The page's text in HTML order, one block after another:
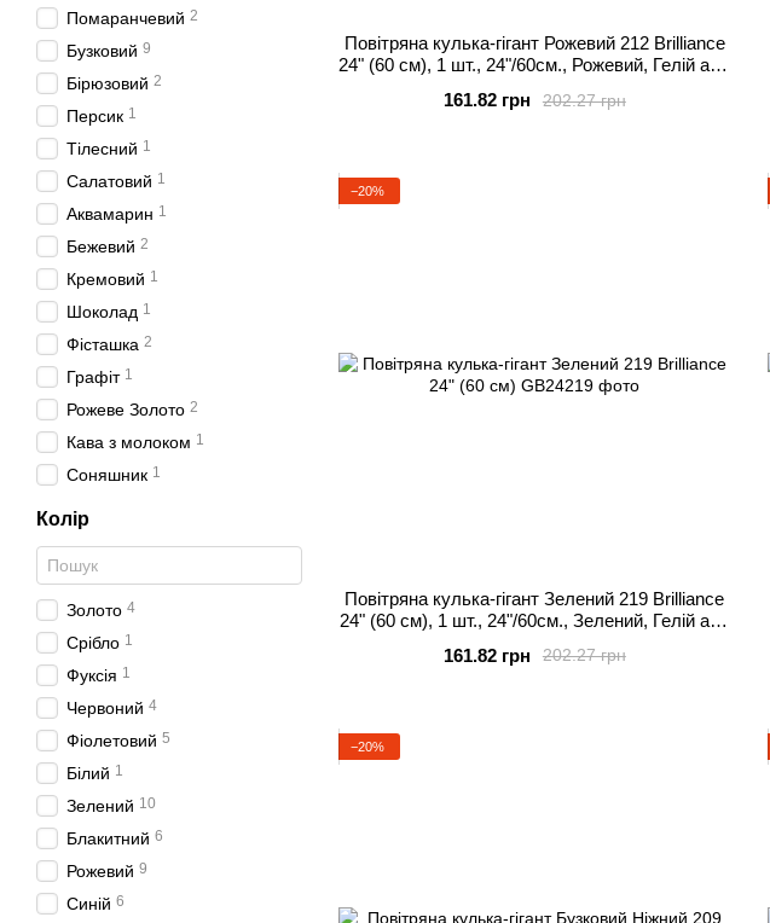
Повітряна кулька-гігант Рожевий 212 Brilliance
24" (60 см), 1 шт., 24"/60см., Рожевий, Гелій або
202.27 грн
161.82 грн
−20%
Повітряна кулька-гігант Зелений 219 Brilliance
24" (60 см), 1 шт., 24"/60см., Зелений, Гелій або
202.27 грн
161.82 грн
−20%
Помаранчевий 2
Бузковий 9
Бірюзовий 2
Персик 1
Тілесний 1
Салатовий 1
Аквамарин 1
Бежевий 2
Кремовий 1
Шоколад 1
Фісташка 2
Графіт 1
Рожеве Золото 2
Кава з молоком 1
Соняшник 1
Колір
Золото 4
Срібло 1
Фуксія 1
Червоний 4
Фіолетовий 5
Білий 1
Зелений 10
Блакитний 6
Рожевий 9
Синій 6